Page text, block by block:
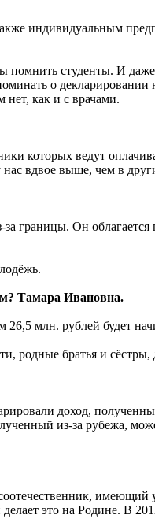
индивидуальным
помнить студенты. И
о
как и с врачами.
которых ведут
вдвое выше, чем в
границы. Он
Тамара Ивановна.
26,5 млн. рублей будет
родные братья и сёстры,
доход,
из-за рубежа,
это на Родине. В